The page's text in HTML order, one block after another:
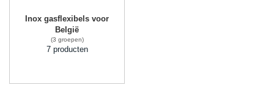
Inox gasflexibels voor
België
(3 groepen)
7 producten